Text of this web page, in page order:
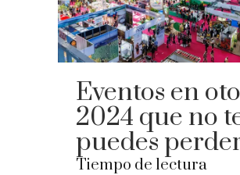
Eventos en
2024 que no
puedes
Tiempo de lectura